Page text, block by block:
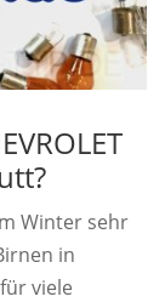
Winter sehr
in
viele